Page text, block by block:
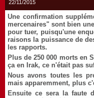
22/11/2015
Une confirmation
mercenaires" sont bien
pour tuer, puisqu'une
raisons la puissance de
les rapports.
Plus de 250 000 morts en
ça en Irak, ce n'était pas
Nous avons toutes les
mais apparemment, plus
Ensuite ce sera la faute